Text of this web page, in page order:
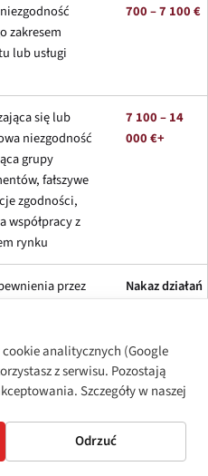
zakresem
lub usługi
700 – 7 100 €
się lub
niezgodność
grupy
fałszywe
zgodności,
współpracy z
rynku
7 100 – 14
000 €+
przez
usług lub
Nakaz działań
postępowanie
dyscyplinarne
Łotwy plasuje się na dolnym
porównania: niemiecka
analitycznych (Google
z serwisu. Pozostają
Szczegóły w naszej
Odrzuć